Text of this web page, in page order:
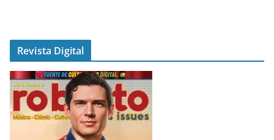
Revista Digital